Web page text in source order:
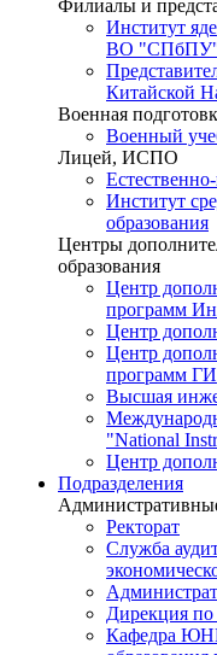
Филиалы и
Институт
ВО "СПбПУ"
Китайской
Военная
Военный
Лицей, ИСПО
Институт
образования
Центры
образования
Центр
программ
Центр
Центр
программ ГИ
Высшая
"National
Центр
Подразделения
Ректорат
Служба
Дирекция по
Кафедра